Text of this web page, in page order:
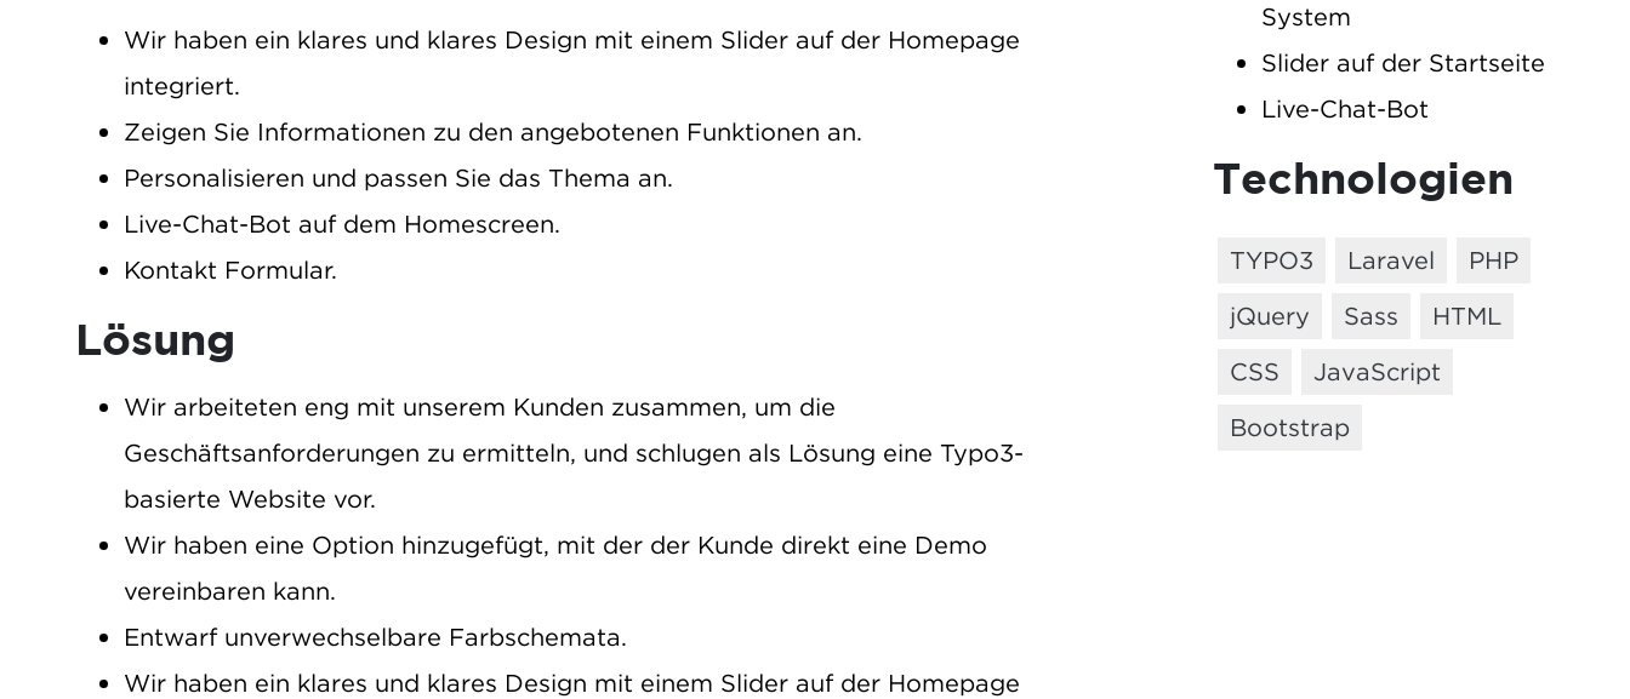
Wir haben ein klares und klares Design mit einem Slider auf der Homepage
integriert.
Zeigen Sie Informationen zu den angebotenen Funktionen an.
Personalisieren und passen Sie das Thema an.
Live-Chat-Bot auf dem Homescreen.
Kontakt Formular.
Lösung
Wir arbeiteten eng mit unserem Kunden zusammen, um die
Geschäftsanforderungen zu ermitteln, und schlugen als Lösung eine Typo3-
basierte Website vor.
Wir haben eine Option hinzugefügt, mit der der Kunde direkt eine Demo
vereinbaren kann.
Entwarf unverwechselbare Farbschemata.
Wir haben ein klares und klares Design mit einem Slider auf der Homepage
System
Slider auf der Startseite
Live-Chat-Bot
Technologien
TYPO3 Laravel
PHP
jQuery
Sass
HTML
CSS
JavaScript
Bootstrap